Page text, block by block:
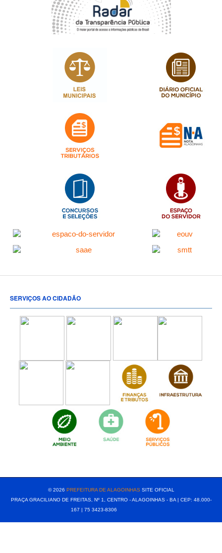
SERVIÇOS AO CIDADÃO
© 2026 PREFEITURA DE ALAGOINHASSITE OFICIAL
PRAÇA GRACILIANO DE FREITAS, Nº 1, CENTRO - ALAGOINHAS - BA | CEP: 48.000-
167 | 75 3423-8306⠀⠀⠀⠀⠀⠀⠀⠀⠀⠀